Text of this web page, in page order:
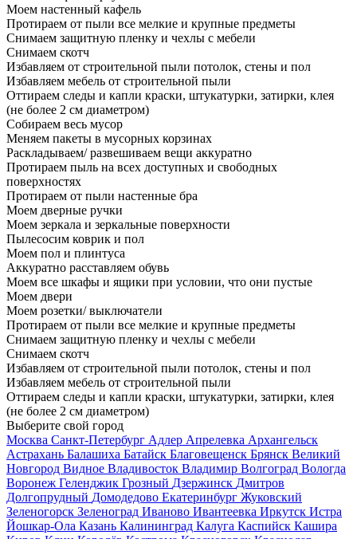
Моем настенный кафель
Протираем от пыли все мелкие и крупные предметы
Снимаем защитную пленку и чехлы с мебели
Снимаем скотч
Избавляем от строительной пыли потолок, стены и пол
Избавляем мебель от строительной пыли
Оттираем следы и капли краски, штукатурки, затирки, клея
(не более 2 см диаметром)
Собираем весь мусор
Меняем пакеты в мусорных корзинах
Раскладываем/ развешиваем вещи аккуратно
Протираем пыль на всех доступных и свободных
поверхностях
Протираем от пыли настенные бра
Моем дверные ручки
Моем зеркала и зеркальные поверхности
Пылесосим коврик и пол
Моем пол и плинтуса
Аккуратно расставляем обувь
Моем все шкафы и ящики при условии, что они пустые
Моем двери
Моем розетки/ выключатели
Протираем от пыли все мелкие и крупные предметы
Снимаем защитную пленку и чехлы с мебели
Снимаем скотч
Избавляем от строительной пыли потолок, стены и пол
Избавляем мебель от строительной пыли
Оттираем следы и капли краски, штукатурки, затирки, клея
(не более 2 см диаметром)
Выберите свой город
Москва Санкт-Петербург Адлер Апрелевка Архангельск
Астрахань Балашиха Батайск Благовещенск Брянск Великий
Новгород Видное Владивосток Владимир Волгоград Вологда
Воронеж Геленджик Грозный Дзержинск Дмитров
Долгопрудный Домодедово Екатеринбург Жуковский
Зеленогорск Зеленоград Иваново Ивантеевка Иркутск Истра
Йошкар-Ола Казань Калининград Калуга Каспийск Кашира